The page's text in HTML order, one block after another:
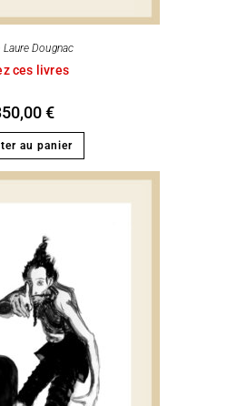
Laure Dougnac
ces livres
€
au panier